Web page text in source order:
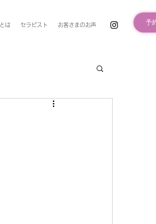
は セラピスト お客さまのお声 予